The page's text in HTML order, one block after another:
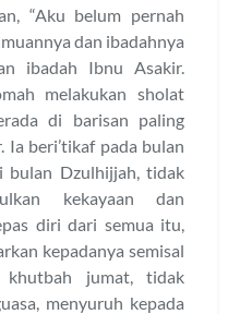
“Aku belum pernah
dan ibadahnya
ibadah Ibnu Asakir.
melakukan sholat
di barisan paling
Ia beri’tikaf pada bulan
bulan Dzulhijjah, tidak
kekayaan dan
diri dari semua itu,
kepadanya semisal
jumat, tidak
menyuruh kepada